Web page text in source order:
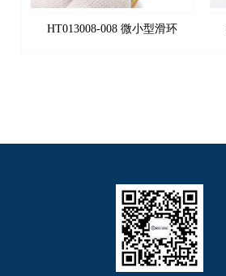
HT013008-008 微小型滑环